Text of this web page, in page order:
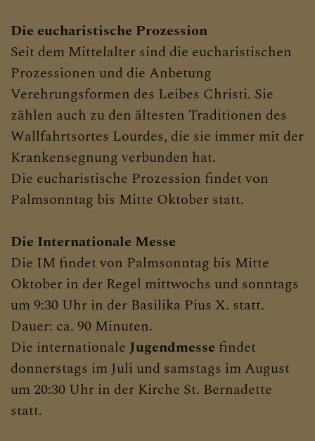
Die eucharistische Prozession
Seit dem Mittelalter sind die eucharistischen
Prozessionen und die Anbetung
Verehrungsformen des Leibes Christi. Sie
zählen auch zu den ältesten Traditionen des
Wallfahrtsortes Lourdes, die sie immer mit der
Krankensegnung verbunden hat.
Die eucharistische Prozession findet von
Palmsonntag bis Mitte Oktober statt.
Die Internationale Messe
Die IM findet von Palmsonntag bis Mitte
Oktober in der Regel mittwochs und sonntags
um 9:30 Uhr in der Basilika Pius X. statt.
Dauer: ca. 90 Minuten.
Die internationale Jugendmesse findet
donnerstags im Juli und samstags im August
um 20:30 Uhr in der Kirche St. Bernadette
statt.